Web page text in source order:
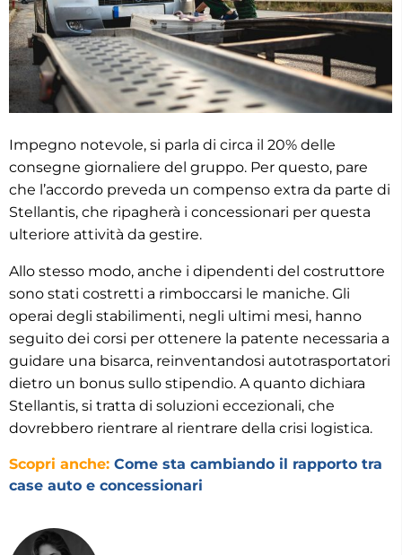
Impegno notevole, si parla di circa il 20% delle
consegne giornaliere del gruppo. Per questo, pare
che l’accordo preveda un compenso extra da parte di
Stellantis, che ripagherà i concessionari per questa
ulteriore attività da gestire.
Allo stesso modo, anche i dipendenti del costruttore
sono stati costretti a rimboccarsi le maniche. Gli
operai degli stabilimenti, negli ultimi mesi, hanno
seguito dei corsi per ottenere la patente necessaria a
guidare una bisarca, reinventandosi autotrasportatori
dietro un bonus sullo stipendio. A quanto dichiara
Stellantis, si tratta di soluzioni eccezionali, che
dovrebbero rientrare al rientrare della crisi logistica.
Scopri anche: Come sta cambiando il rapporto tra
case auto e concessionari